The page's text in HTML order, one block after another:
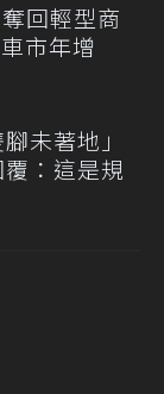
回輕型商
市年增
未著地」
：這是規